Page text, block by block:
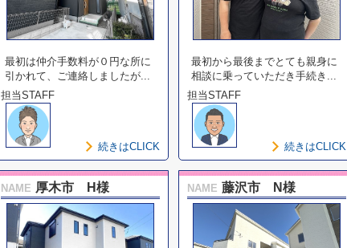
最初は仲介手数料が０円な所に
引かれて、ご連絡しましたが...
担当STAFF
続きはCLICK
最初から最後までとても親身に
相談に乗っていただき手続き...
担当STAFF
続きはCLICK
NAME 厚木市 H様 NAME 藤沢市 N様